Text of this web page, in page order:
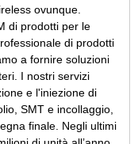
ovunque.
di prodotti per le
di prodotti
a fornire soluzioni
I nostri servizi
e l'iniezione di
SMT e incollaggio,
finale. Negli ultimi